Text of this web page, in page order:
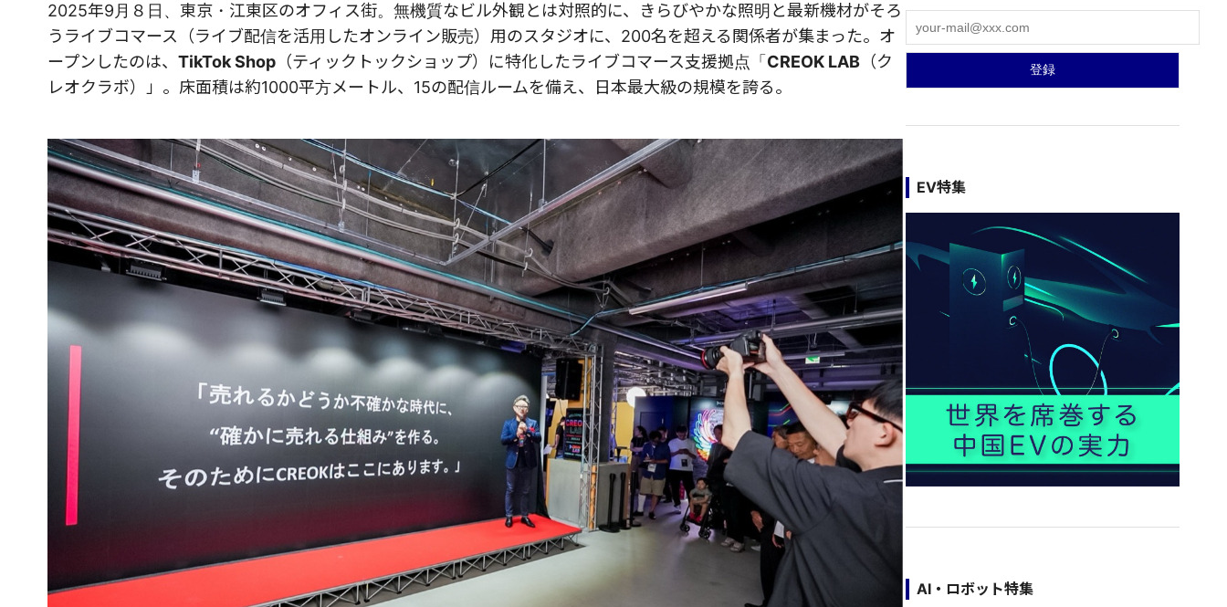
2025年9月８日、東京・江東区のオフィス街。無機質なビル外観とは対照的に、きらびやかな照明と最新機材がそろ
うライブコマース（ライブ配信を活用したオンライン販売）用のスタジオに、200名を超える関係者が集まった。オ
ープンしたのは、 TikTok Shop （ティックトックショップ）に特化したライブコマース支援拠点「 CREOK LAB （ク
レオクラボ）」。床面積は約1000平方メートル、15の配信ルームを備え、日本最大級の規模を誇る。
EV特集
AI・ロボット特集